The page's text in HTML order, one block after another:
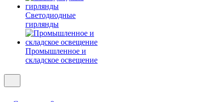
Светодиодные
гирлянды
Промышленное и
складское освещение